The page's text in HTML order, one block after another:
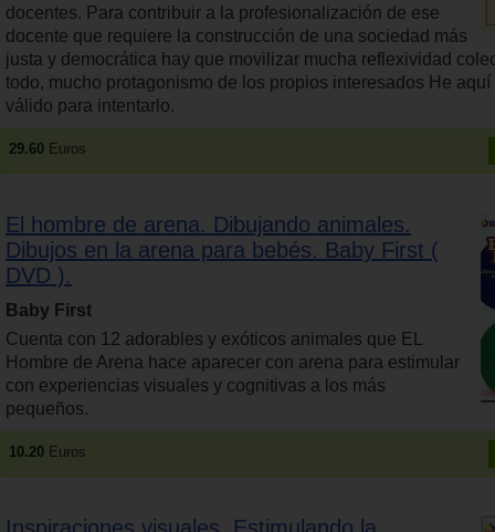
docentes. Para contribuir a la profesionalización de ese
docente que requiere la construcción de una sociedad más
justa y democrática hay que movilizar mucha reflexividad
todo, mucho protagonismo de los propios interesados He
válido para intentarlo.
29.60 Euros
El hombre de arena. Dibujando animales.
Dibujos en la arena para bebés. Baby First (
DVD ).
Baby First
Cuenta con 12 adorables y exóticos animales que EL
Hombre de Arena hace aparecer con arena para estimular
con experiencias visuales y cognitivas a los más
pequeños.
10.20 Euros
Inspiraciones visuales. Estimulando la